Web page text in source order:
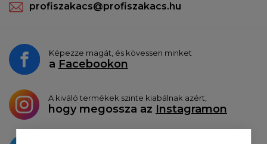
profiszakacs@profiszakacs.hu
Képezze magát, és kövessen minket
a Facebookon
A kiváló termékek szinte kiabálnak azért,
hogy megossza az Instagramon